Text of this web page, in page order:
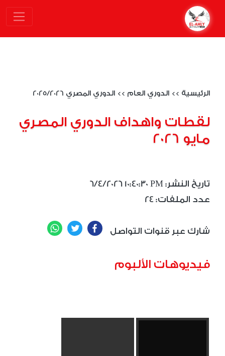
الرئيسية >> الدوري العام >> الدوري المصري 2025/2026
لقطات واهداف الدوري المصري
مايو 2026
6/4/2026 10:40:30 PM :تاريخ النشر
24 :عدد الملفات
شارك عبر قنوات التواصل Facebook
Twitter
فيديوهات الألبوم